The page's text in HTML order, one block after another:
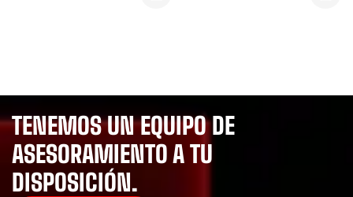
TENEMOS UN EQUIPO DE
ASESORAMIENTO A TU
DISPOSICIÓN.